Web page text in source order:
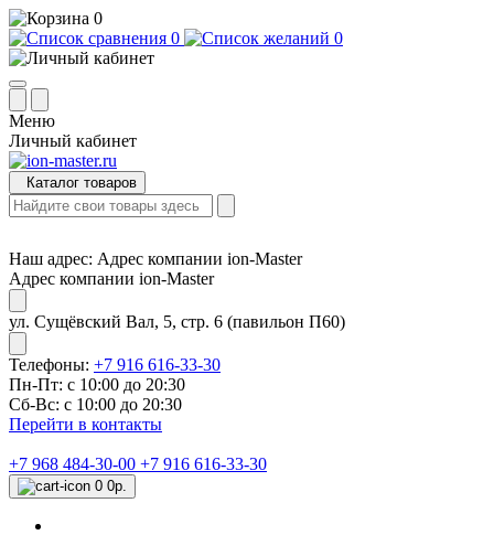
0
0
0
Меню
Личный кабинет
Каталог товаров
Наш адрес: Адрес компании ion-Master
Адрес компании ion-Master
ул. Сущёвский Вал, 5, стр. 6 (павильон П60)
Телефоны: +7 916 616-33-30
Пн-Пт: с 10:00 до 20:30
Сб-Вс: с 10:00 до 20:30
Перейти в контакты
+7 968 484-30-00 +7 916 616-33-30
0 0р.